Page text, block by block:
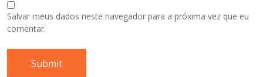
Salvar meus dados neste navegador para a próxima vez que eu
comentar.